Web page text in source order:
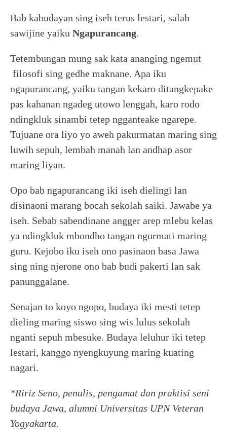
Bab kabudayan sing iseh terus lestari, salah
sawijine yaiku Ngapurancang.
Tetembungan mung sak kata ananging ngemut
filosofi sing gedhe maknane. Apa iku
ngapurancang, yaiku tangan kekaro ditangkepake
pas kahanan ngadeg utowo lenggah, karo rodo
ndingkluk sinambi tetep ngganteake ngarepe.
Tujuane ora liyo yo aweh pakurmatan maring sing
luwih sepuh, lembah manah lan andhap asor
maring liyan.
Opo bab ngapurancang iki iseh dielingi lan
disinaoni marang bocah sekolah saiki. Jawabe ya
iseh. Sebab sabendinane angger arep mlebu kelas
ya ndingkluk mbondho tangan ngurmati maring
guru. Kejobo iku iseh ono pasinaon basa Jawa
sing ning njerone ono bab budi pakerti lan sak
panunggalane.
Senajan to koyo ngopo, budaya iki mesti tetep
dieling maring siswo sing wis lulus sekolah
nganti sepuh mbesuke. Budaya leluhur iki tetep
lestari, kanggo nyengkuyung maring kuating
nagari.
*Ririz Seno, penulis, pengamat dan praktisi seni
budaya Jawa, alumni Universitas UPN Veteran
Yogyakarta.